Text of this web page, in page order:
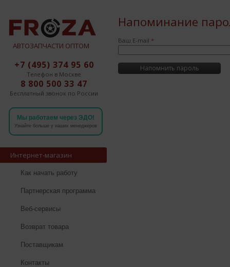
АВТОЗАПЧАСТИ ОПТОМ
+7 (495) 374 95 60
Телефон в Москве
8 800 500 33 47
Бесплатный звонок по России
Мы работаем через ЭДО!
Узнайте больше у наших менеджеров
Интернет-магазин
Как начать работу
Партнерская программа
Веб-сервисы
Возврат товара
Поставщикам
Контакты
Напоминание
Ваш E-mail *
Напомнить пароль